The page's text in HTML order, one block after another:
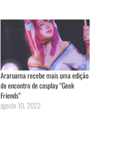
Araruama recebe mais uma edição
do encontro de cosplay “Geek
Friends”
agosto 10, 2022